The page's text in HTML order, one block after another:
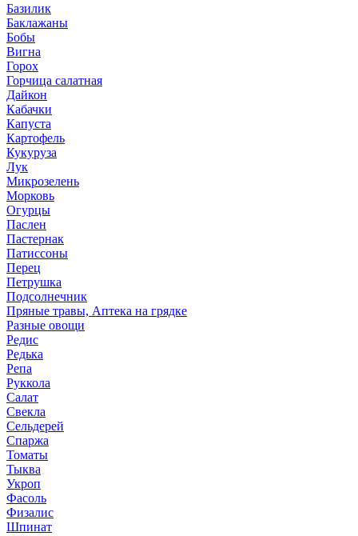
Базилик
Баклажаны
Бобы
Вигна
Горох
Горчица салатная
Дайкон
Кабачки
Капуста
Картофель
Кукуруза
Лук
Микрозелень
Морковь
Огурцы
Паслен
Пастернак
Патиссоны
Перец
Петрушка
Подсолнечник
Пряные травы, Аптека на грядке
Разные овощи
Редис
Редька
Репа
Руккола
Салат
Свекла
Сельдерей
Спаржа
Томаты
Тыква
Укроп
Фасоль
Физалис
Шпинат